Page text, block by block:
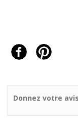
Donnez votre avis